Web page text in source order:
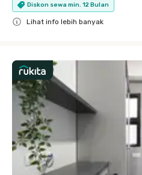
Diskon sewa min. 12 Bulan
Lihat info lebih banyak